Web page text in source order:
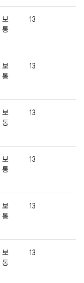
보
통
13
보
통
13
보
통
13
보
통
13
보
통
13
보
통
13